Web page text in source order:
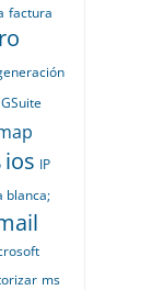
factura
GSuite
ios IP
blanca;
ms